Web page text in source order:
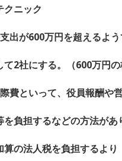
クニック
出が600万円を超えるよ
2社にする。（600万円の
といって、役員報酬や営
負担するなどの方法があ
の法人税を負担するより